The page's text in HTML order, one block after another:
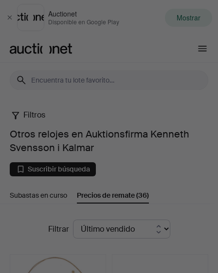
Cerrar
Auctionet
Disponible en Google Play Mostrar
Otros
relojes
en
Auktionsfirma
Svensson
Filtros
Otros relojes en Auktionsfirma Kenneth
Svensson i Kalmar
Suscribir búsqueda
Subastas en curso Precios de remate(36)
remate
Filtrar